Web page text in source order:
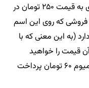
فرض کنید سهمی در حال حاضر در بازار نقدی به قیمت 250 تومان در
فروشی که روی این اسم
اعمال 300 تومان دارد (به این معنی که با
قیمت را خواهید
برای داشتن این قرارداد وجه پرمیوم 60 تومان پرداخت